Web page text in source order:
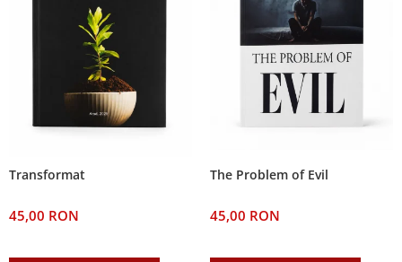
Transformat
45,00 RON
The Problem of Evil
45,00 RON